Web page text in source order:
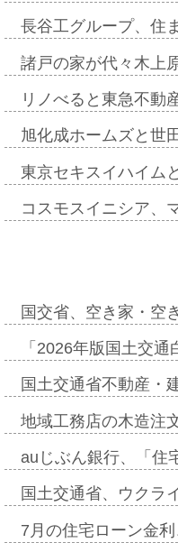
長谷工グループ、住
諸戸の家が代々木上
リノべると東急不動
旭化成ホームズと世
東京セキスイハイム
コスモスイニシア、
国交省、空き家・空
「2026年版国土交
国土交通省不動産・
地域工務店の木造注
auじぶん銀行、「住
国土交通省、ウクラ
7月の住宅ローン金